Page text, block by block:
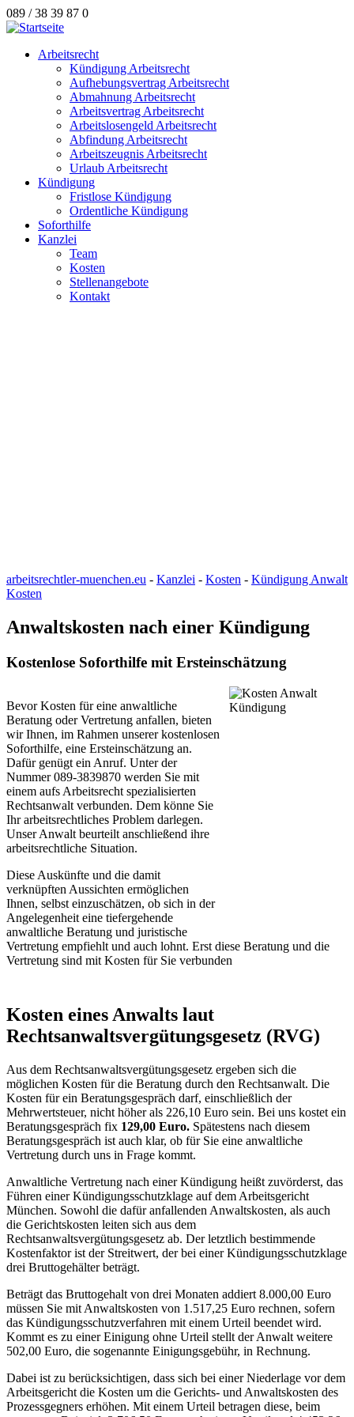
089 / 38 39 87 0
Arbeitsrecht
Kündigung Arbeitsrecht
Aufhebungsvertrag Arbeitsrecht
Abmahnung Arbeitsrecht
Arbeitsvertrag Arbeitsrecht
Arbeitslosengeld Arbeitsrecht
Abfindung Arbeitsrecht
Arbeitszeugnis Arbeitsrecht
Urlaub Arbeitsrecht
Kündigung
Fristlose Kündigung
Ordentliche Kündigung
Soforthilfe
Kanzlei
Team
Kosten
Stellenangebote
Kontakt
arbeitsrechtler-muenchen.eu - Kanzlei - Kosten - Kündigung Anwalt
Kosten
Anwaltskosten nach einer Kündigung
Kostenlose Soforthilfe mit Ersteinschätzung
Bevor Kosten für eine anwaltliche
Beratung oder Vertretung anfallen, bieten
wir Ihnen, im Rahmen unserer kostenlosen
Soforthilfe, eine Ersteinschätzung an.
Dafür genügt ein Anruf. Unter der
Nummer 089-3839870 werden Sie mit
einem aufs Arbeitsrecht spezialisierten
Rechtsanwalt verbunden. Dem könne Sie
Ihr arbeitsrechtliches Problem darlegen.
Unser Anwalt beurteilt anschließend ihre
arbeitsrechtliche Situation.
Diese Auskünfte und die damit
verknüpften Aussichten ermöglichen
Ihnen, selbst einzuschätzen, ob sich in der
Angelegenheit eine tiefergehende
anwaltliche Beratung und juristische
Vertretung empfiehlt und auch lohnt. Erst diese Beratung und die
Vertretung sind mit Kosten für Sie verbunden
Kosten eines Anwalts laut
Rechtsanwaltsvergütungsgesetz (RVG)
Aus dem Rechtsanwaltsvergütungsgesetz ergeben sich die
möglichen Kosten für die Beratung durch den Rechtsanwalt. Die
Kosten für ein Beratungsgespräch darf, einschließlich der
Mehrwertsteuer, nicht höher als 226,10 Euro sein. Bei uns kostet ein
Beratungsgespräch fix 129,00 Euro. Spätestens nach diesem
Beratungsgespräch ist auch klar, ob für Sie eine anwaltliche
Vertretung durch uns in Frage kommt.
Anwaltliche Vertretung nach einer Kündigung heißt zuvörderst, das
Führen einer Kündigungsschutzklage auf dem Arbeitsgericht
München. Sowohl die dafür anfallenden Anwaltskosten, als auch
die Gerichtskosten leiten sich aus dem
Rechtsanwaltsvergütungsgesetz ab. Der letztlich bestimmende
Kostenfaktor ist der Streitwert, der bei einer Kündigungsschutzklage
drei Bruttogehälter beträgt.
Beträgt das Bruttogehalt von drei Monaten addiert 8.000,00 Euro
müssen Sie mit Anwaltskosten von 1.517,25 Euro rechnen, sofern
das Kündigungsschutzverfahren mit einem Urteil beendet wird.
Kommt es zu einer Einigung ohne Urteil stellt der Anwalt weitere
502,00 Euro, die sogenannte Einigungsgebühr, in Rechnung.
Dabei ist zu berücksichtigen, dass sich bei einer Niederlage vor dem
Arbeitsgericht die Kosten um die Gerichts- und Anwaltskosten des
Prozessgegners erhöhen. Mit einem Urteil betragen diese, beim